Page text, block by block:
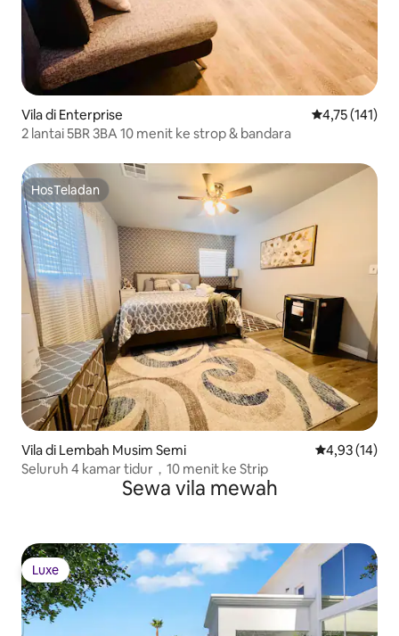
Vila di Enterprise Nilai rata-rata
4,75 (141)
2 lantai 5BR 3BA 10 menit ke strop & bandara
HosTeladan
HosTeladan
Vila di Lembah Musim Semi Nilai rata-rata
4,93 (14)
Seluruh 4 kamar tidur，10 menit ke Strip
Sewa vila mewah
Luxe
Luxe